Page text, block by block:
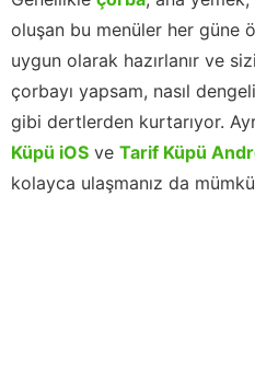
oluşan bu menüler her güne
uygun olarak hazırlanır ve
çorbayı yapsam, nasıl
gibi dertlerden kurtarıyor.
Küpü iOS ve Tarif Küpü
kolayca ulaşmanız da